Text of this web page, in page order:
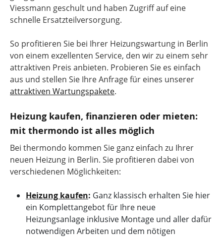
Viessmann geschult und haben Zugriff auf eine
schnelle Ersatzteilversorgung.
So profitieren Sie bei Ihrer Heizungswartung in Berlin
von einem exzellenten Service, den wir zu einem sehr
attraktiven Preis anbieten. Probieren Sie es einfach
aus und stellen Sie Ihre Anfrage für eines unserer
attraktiven Wartungspakete.
Heizung kaufen, finanzieren oder mieten:
mit thermondo ist alles möglich
Bei thermondo kommen Sie ganz einfach zu Ihrer
neuen Heizung in Berlin. Sie profitieren dabei von
verschiedenen Möglichkeiten:
Heizung kaufen: Ganz klassisch erhalten Sie hier
ein Komplettangebot für Ihre neue
Heizungsanlage inklusive Montage und aller dafür
notwendigen Arbeiten und dem nötigen